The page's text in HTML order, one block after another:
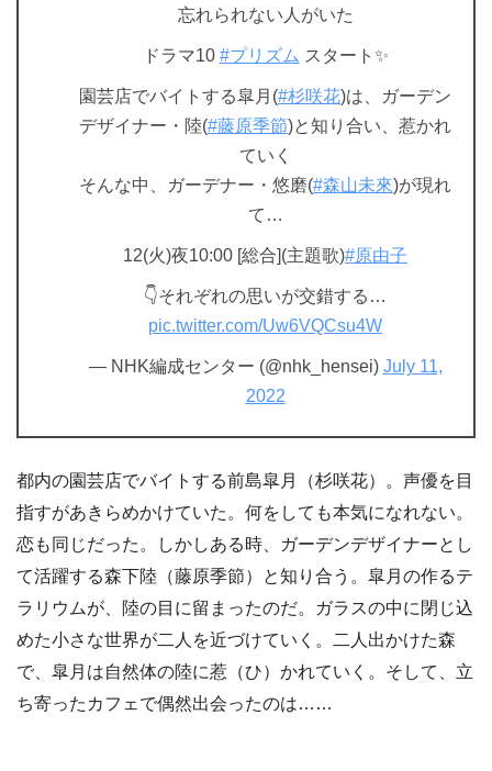
忘れられない人がいた
ドラマ10 #プリズム スタート✨
園芸店でバイトする皐月(#杉咲花)は、ガーデン
デザイナー・陸(#藤原季節)と知り合い、惹かれ
ていく
そんな中、ガーデナー・悠磨(#森山未來)が現れ
て…
12(火)夜10:00 [総合](主題歌)#原由子
👇それぞれの思いが交錯する…
pic.twitter.com/Uw6VQCsu4W
— NHK編成センター (@nhk_hensei) July 11,
2022
都内の園芸店でバイトする前島皐月（杉咲花）。声優を目
指すがあきらめかけていた。何をしても本気になれない。
恋も同じだった。しかしある時、ガーデンデザイナーとし
て活躍する森下陸（藤原季節）と知り合う。皐月の作るテ
ラリウムが、陸の目に留まったのだ。ガラスの中に閉じ込
めた小さな世界が二人を近づけていく。二人出かけた森
で、皐月は自然体の陸に惹（ひ）かれていく。そして、立
ち寄ったカフェで偶然出会ったのは……